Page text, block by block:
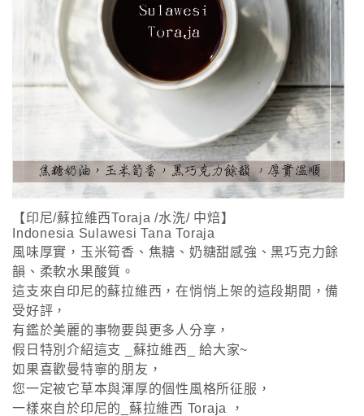
【印尼/蘇拉維西Toraja /水洗/ 中焙】
Indonesia Sulawesi Tana Toraja
風味厚實，玉米筍香、焦糖、奶糖甜感強、黑巧克力餘
韻、柔軟水果酸質。
這支來自印尼的蘇拉維西，在悄悄上架的這段期間，備
受好評，
有鑑於美麗的事物要與更多人分享，
假日特別介紹這支 _蘇拉維西_ 給大家~
如果喜歡曼特寧的朋友，
您一定被它草本與渾厚的個性風格所征服，
一樣來自於印尼的_蘇拉維西 Toraja ，